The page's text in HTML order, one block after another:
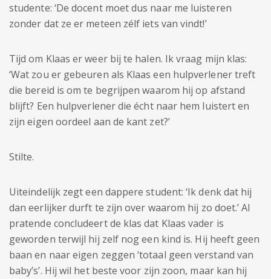
studente: ‘De docent moet dus naar me luisteren
zonder dat ze er meteen zélf iets van vindt!’
Tijd om Klaas er weer bij te halen. Ik vraag mijn klas:
‘Wat zou er gebeuren als Klaas een hulpverlener treft
die bereid is om te begrijpen waarom hij op afstand
blijft? Een hulpverlener die écht naar hem luistert en
zijn eigen oordeel aan de kant zet?’
Stilte.
Uiteindelijk zegt een dappere student: ‘Ik denk dat hij
dan eerlijker durft te zijn over waarom hij zo doet.’ Al
pratende concludeert de klas dat Klaas vader is
geworden terwijl hij zelf nog een kind is. Hij heeft geen
baan en naar eigen zeggen ‘totaal geen verstand van
baby’s’. Hij wil het beste voor zijn zoon, maar kan hij